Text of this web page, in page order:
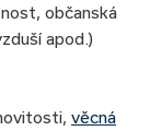
občanská
apod.)
věcná